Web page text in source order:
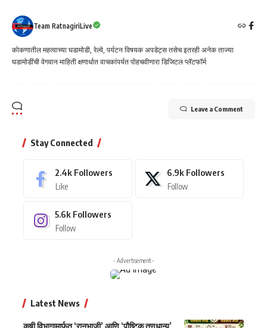
Team RatnagiriLive
कोकणातील महत्वाच्या घडामोडी, रेल्वे, पर्यटन विषयक अपडेट्स तसेच इतरही अनेक ताज्या
घडामोडींची वेगवान माहिती क्षणार्धात वाचकांपर्यत पोहचवीणारा डिजिटल प्लॅटफॉर्म
Leave a Comment
Stay Connected
2.4k Followers
Like
6.9k Followers
Follow
5.6k Followers
Follow
- Advertisement -
Latest News